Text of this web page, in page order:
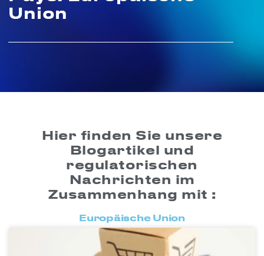
Union
Hier finden Sie unsere
Blogartikel und
regulatorischen
Nachrichten im
Zusammenhang mit :
Europäische Union